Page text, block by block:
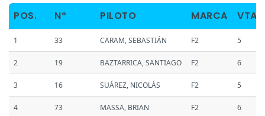
POS. Nº PILOTO MARCA VTAS
1 33 CARAM, SEBASTIÁN F2 5
2 19 BAZTARRICA, SANTIAGO F2 6
3 16 SUÁREZ, NICOLÁS F2 5
4 73 MASSA, BRIAN F2 6